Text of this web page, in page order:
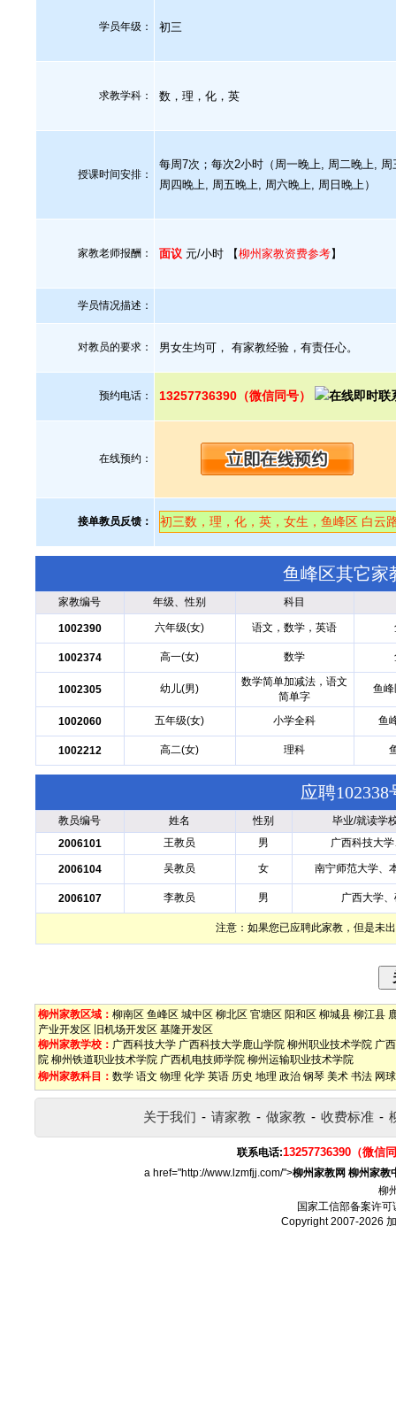
学员年级： 初三
求教学科： 数，理，化，英
授课时间安排：
每周7次；每次2小时（周一晚上, 周二晚上, 周
周四晚上, 周五晚上, 周六晚上, 周日晚上）
家教老师报酬： 面议 元/小时 【柳州家教资费参考】
学员情况描述：
对教员的要求： 男女生均可， 有家教经验，有责任心。
预约电话： 13257736390（微信同号）
在线预约：
接单教员反馈： 初三数，理，化，英，女生，鱼峰区 白云
鱼峰区其它家
家教编号 年级、性别 科目
1002390 六年级(女) 语文，数学，英语
1002374 高一(女) 数学
1002305 幼儿(男)
数学简单加减法，语文
简单字
鱼
1002060 五年级(女) 小学全科 鱼
1002212 高二(女) 理科
应聘
教员编号 姓名 性别
毕业/就读学
2006101
王教员 男 广西科技大
2006104 吴教员 女 南宁师范大学、
2006107 李教员 男 广西大学
注意：如果您已应聘此家教，但是未
柳州家教区域： 柳南区 鱼峰区 城中区 柳北区 官塘区 阳和区 柳城县 柳江县
产业开发区
旧机场开发区 基隆开发区
柳州家教学校： 广西科技大学 广西科技大学鹿山学院 柳州职业技术学院 广
院 柳州铁道职业技术学院 广西机电技师学院 柳州运输职业技术学院
柳州家教科目： 数学 语文 物理 化学 英语 历史 地理 政治 钢琴 美术 书法 网球
关于我们 - 请家教 - 做家教 - 收费标准 -
联系电话:13257736390（微信
a href="http://www.lzmfjj.com/">柳州家教网 柳州家教
柳
国家工信部备案许可
Copyright 2007-2026